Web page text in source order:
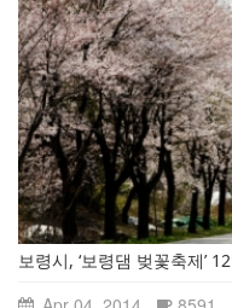
보령시, ‘보령댐 벚꽃축제’